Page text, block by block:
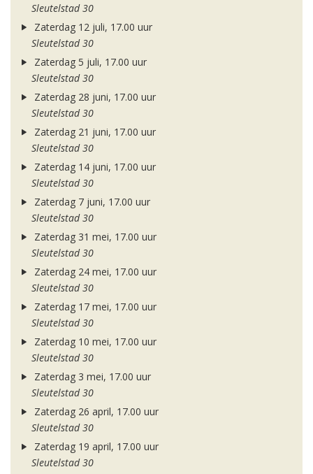
Sleutelstad 30
Zaterdag 12 juli, 17.00 uur
Sleutelstad 30
Zaterdag 5 juli, 17.00 uur
Sleutelstad 30
Zaterdag 28 juni, 17.00 uur
Sleutelstad 30
Zaterdag 21 juni, 17.00 uur
Sleutelstad 30
Zaterdag 14 juni, 17.00 uur
Sleutelstad 30
Zaterdag 7 juni, 17.00 uur
Sleutelstad 30
Zaterdag 31 mei, 17.00 uur
Sleutelstad 30
Zaterdag 24 mei, 17.00 uur
Sleutelstad 30
Zaterdag 17 mei, 17.00 uur
Sleutelstad 30
Zaterdag 10 mei, 17.00 uur
Sleutelstad 30
Zaterdag 3 mei, 17.00 uur
Sleutelstad 30
Zaterdag 26 april, 17.00 uur
Sleutelstad 30
Zaterdag 19 april, 17.00 uur
Sleutelstad 30